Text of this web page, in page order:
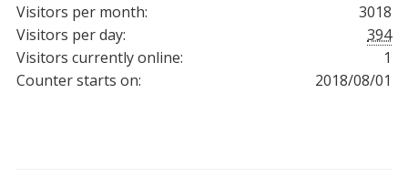
3018
Visitors per month:
394
Visitors per day:
1
Visitors currently online:
2018/08/01
Counter starts on: